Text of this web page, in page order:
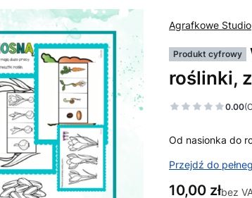
Agrafkowe Studio
Produkt cyfrowy
roślinki,
0.00
Od nasionka do
Przejdź do
Cena
10,00 złbez